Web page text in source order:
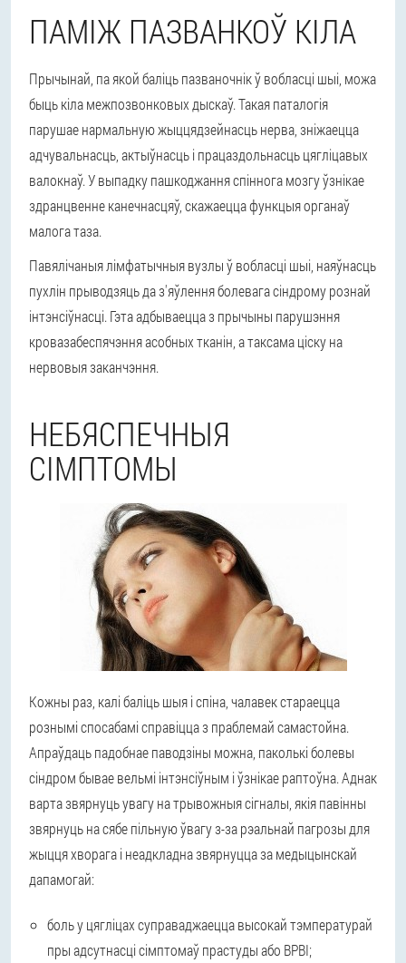
ПАМІЖ ПАЗВАНКОЎ КІЛА
Прычынай, па якой баліць пазваночнік ў вобласці шыі, можа
быць кіла межпозвонковых дыскаў. Такая паталогія
парушае нармальную жыццядзейнасць нерва, зніжаецца
адчувальнасць, актыўнасць і працаздольнасць цягліцавых
валокнаў. У выпадку пашкоджання спіннога мозгу ўзнікае
здранцвенне канечнасцяў, скажаецца функцыя органаў
малога таза.
Павялічаныя лімфатычныя вузлы ў вобласці шыі, наяўнасць
пухлін прыводзяць да з'яўлення болевага сіндрому рознай
інтэнсіўнасці. Гэта адбываецца з прычыны парушэння
кровазабеспячэння асобных тканін, а таксама ціску на
нервовыя заканчэння.
НЕБЯСПЕЧНЫЯ
СІМПТОМЫ
Кожны раз, калі баліць шыя і спіна, чалавек стараецца
рознымі спосабамі справіцца з праблемай самастойна.
Апраўдаць падобнае паводзіны можна, паколькі болевы
сіндром бывае вельмі інтэнсіўным і ўзнікае раптоўна. Аднак
варта звярнуць увагу на трывожныя сігналы, якія павінны
звярнуць на сябе пільную ўвагу з-за рэальнай пагрозы для
жыцця хворага і неадкладна звярнуцца за медыцынскай
дапамогай:
боль у цягліцах суправаджаецца высокай тэмпературай
пры адсутнасці сімптомаў прастуды або ВРВІ;